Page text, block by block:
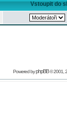
Vstoupit do
Powered byphpBB© 2001,